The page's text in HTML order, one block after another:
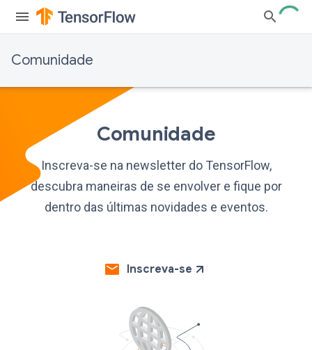
Comunidade
Comunidade
Inscreva-se na newsletter do TensorFlow,
descubra maneiras de se envolver e fique por
dentro das últimas novidades e eventos.
Inscreva-se